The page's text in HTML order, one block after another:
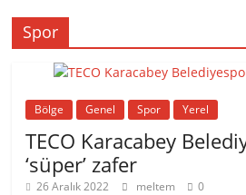
Spor
Bölge Genel Spor Yerel
TECO Karacabey
‘süper’ zafer
26 Aralık 2022 meltem 0